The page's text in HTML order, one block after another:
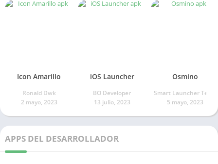
Icon Amarillo
Ronald Dwk
2 mayo, 2023
iOS Launcher
BO Developer
13 julio, 2023
Osmino
Smart Launcher Team
5 mayo, 2023
APPS DEL DESARROLLADOR